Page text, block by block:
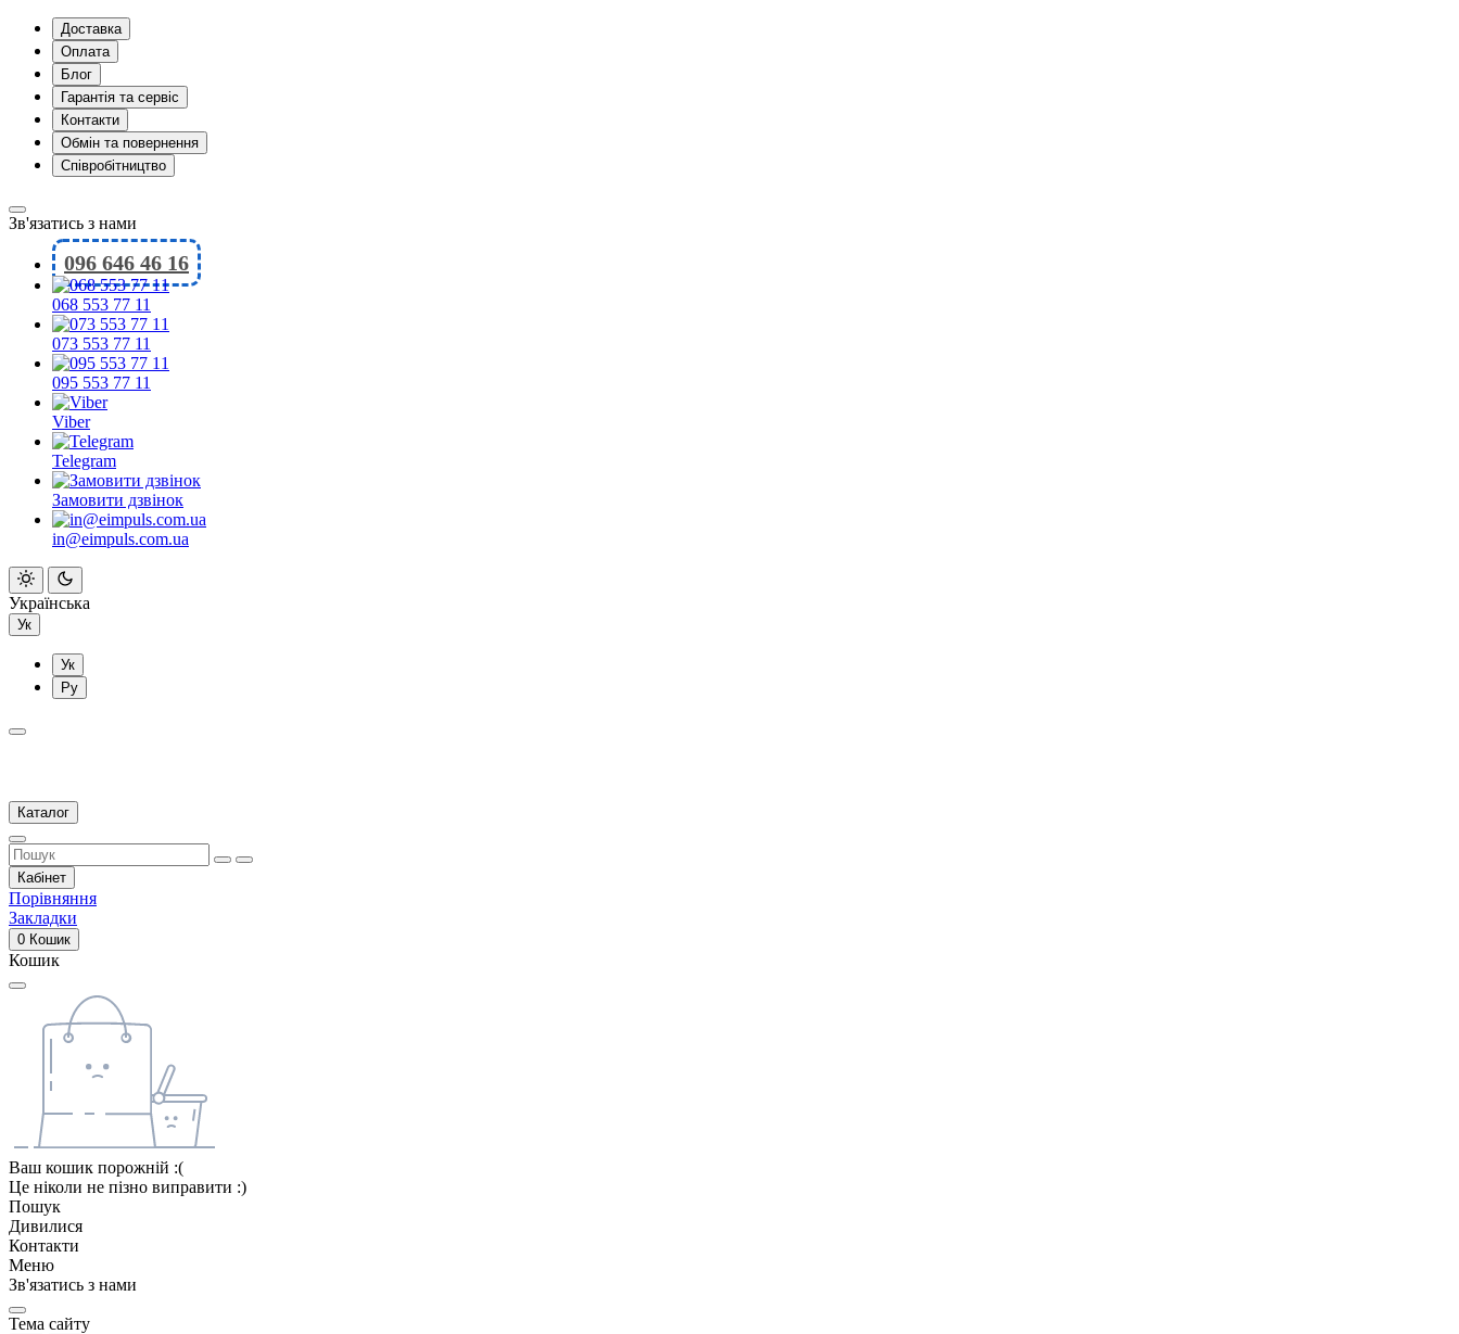
Доставка
Оплата
Блог
Гарантія та сервіс
Контакти
Обмін та повернення
Співробітництво
Зв'язатись з нами
096 646 46 16
068 553 77 11
073 553 77 11
095 553 77 11
Viber
Telegram
Замовити дзвінок
in@eimpuls.com.ua
Українська
Ук
Ук
Ру
Каталог
Кабінет
Порівняння
Закладки
0 Кошик
Кошик
Ваш кошик порожній :(
Це ніколи не пізно виправити :)
Пошук
Дивилися
Контакти
Меню
Зв'язатись з нами
Тема сайту